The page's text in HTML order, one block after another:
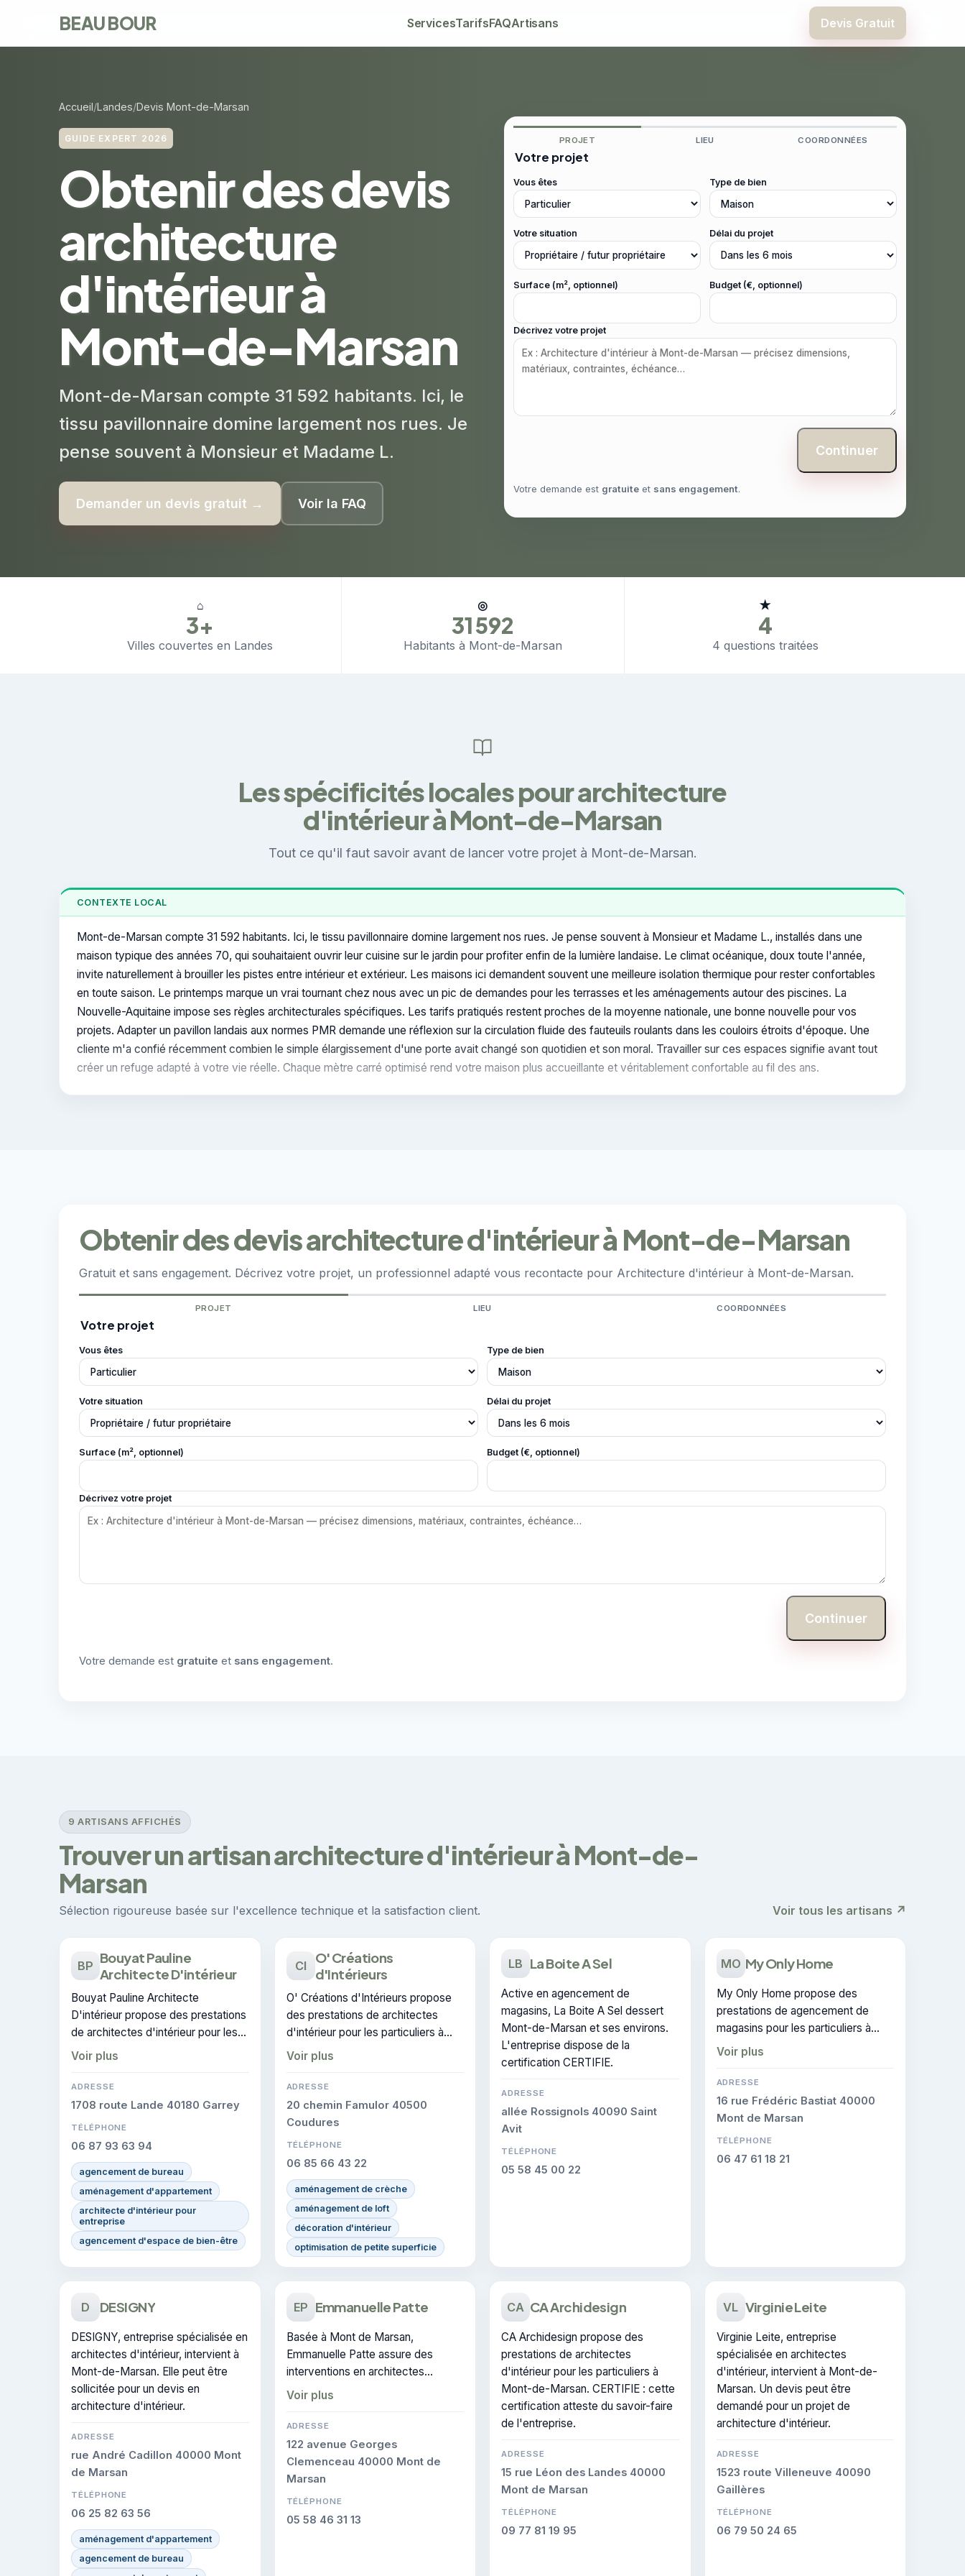
BEAU BOUR ServicesTarifsFAQArtisans Devis Gratuit
Accueil Landes Devis Mont-de-Marsan
GUIDE EXPERT 2026
Obtenir des devis
architecture
d'intérieur à
Mont-de-Marsan
Mont-de-Marsan compte 31 592 habitants. Ici, le
tissu pavillonnaire domine largement nos rues. Je
pense souvent à Monsieur et Madame L.
Demander un devis gratuit → Voir la FAQ
PROJET LIEU COORDONNÉES
Votre projet
Vous êtes Type de bien
Votre situation Délai du projet
Surface (m², optionnel) Budget (€, optionnel)
Décrivez votre projet
Continuer
Votre demande est gratuite et sans engagement.
⌂
3+
Villes couvertes en Landes
◎
31 592
Habitants à Mont-de-Marsan
★
4
4 questions traitées
Les spécificités locales pour architecture
d'intérieur à Mont-de-Marsan
Tout ce qu'il faut savoir avant de lancer votre projet à Mont-de-Marsan.
CONTEXTE LOCAL
Mont-de-Marsan compte 31 592 habitants. Ici, le tissu pavillonnaire domine largement nos rues. Je pense souvent à Monsieur et Madame L., installés dans une
maison typique des années 70, qui souhaitaient ouvrir leur cuisine sur le jardin pour profiter enfin de la lumière landaise. Le climat océanique, doux toute l'année,
invite naturellement à brouiller les pistes entre intérieur et extérieur. Les maisons ici demandent souvent une meilleure isolation thermique pour rester confortables
en toute saison. Le printemps marque un vrai tournant chez nous avec un pic de demandes pour les terrasses et les aménagements autour des piscines. La
Nouvelle-Aquitaine impose ses règles architecturales spécifiques. Les tarifs pratiqués restent proches de la moyenne nationale, une bonne nouvelle pour vos
projets. Adapter un pavillon landais aux normes PMR demande une réflexion sur la circulation fluide des fauteuils roulants dans les couloirs étroits d'époque. Une
cliente m'a confié récemment combien le simple élargissement d'une porte avait changé son quotidien et son moral. Travailler sur ces espaces signifie avant tout
créer un refuge adapté à votre vie réelle. Chaque mètre carré optimisé rend votre maison plus accueillante et véritablement confortable au fil des ans.
Obtenir des devis architecture d'intérieur à Mont-de-Marsan
Gratuit et sans engagement. Décrivez votre projet, un professionnel adapté vous recontacte pour Architecture d'intérieur à Mont-de-Marsan.
PROJET LIEU COORDONNÉES
Votre projet
Vous êtes Type de bien
Votre situation Délai du projet
Surface (m², optionnel) Budget (€, optionnel)
Décrivez votre projet
Continuer
Votre demande est gratuite et sans engagement.
9 ARTISANS AFFICHÉS
Trouver un artisan architecture d'intérieur à Mont-de-
Marsan
Sélection rigoureuse basée sur l'excellence technique et la satisfaction client. Voir tous les artisans ↗
BP Bouyat Pauline
Architecte D'intérieur
Bouyat Pauline Architecte
D'intérieur propose des prestations
de architectes d'intérieur pour les
particuliers à Mont-de-Marsan.
CERTIFIE : cette certification
atteste du savoir-faire de
l'entreprise.
Voir plus
ADRESSE
1708 route Lande 40180 Garrey
TÉLÉPHONE
06 87 93 63 94
agencement de bureau
aménagement d'appartement
architecte d'intérieur pour
entreprise
agencement d'espace de bien-être
CI
O' Créations
d'Intérieurs
O' Créations d'Intérieurs propose
des prestations de architectes
d'intérieur pour les particuliers à
Mont-de-Marsan. CERTIFIE : cette
certification atteste du savoir-faire
de l'entreprise.
Voir plus
ADRESSE
20 chemin Famulor 40500
Coudures
TÉLÉPHONE
06 85 66 43 22
aménagement de crèche
aménagement de loft
décoration d'intérieur
optimisation de petite superficie
LB La Boite A Sel
Active en agencement de
magasins, La Boite A Sel dessert
Mont-de-Marsan et ses environs.
L'entreprise dispose de la
certification CERTIFIE.
ADRESSE
allée Rossignols 40090 Saint
Avit
TÉLÉPHONE
05 58 45 00 22
MO My Only Home
My Only Home propose des
prestations de agencement de
magasins pour les particuliers à
Mont-de-Marsan. Elle est certifiée
CERTIFIE, gage de conformité sur
les interventions réalisées.
Voir plus
ADRESSE
16 rue Frédéric Bastiat 40000
Mont de Marsan
TÉLÉPHONE
06 47 61 18 21
D DESIGNY
DESIGNY, entreprise spécialisée en
architectes d'intérieur, intervient à
Mont-de-Marsan. Elle peut être
sollicitée pour un devis en
architecture d'intérieur.
ADRESSE
rue André Cadillon 40000 Mont
de Marsan
TÉLÉPHONE
06 25 82 63 56
aménagement d'appartement
agencement de bureau
EP Emmanuelle Patte
Basée à Mont de Marsan,
Emmanuelle Patte assure des
interventions en architectes
d'intérieur dans le secteur de
Mont-de-Marsan. RGE : cette
certification atteste du savoir-faire
de l'entreprise.
Voir plus
ADRESSE
122 avenue Georges
Clemenceau 40000 Mont de
Marsan
TÉLÉPHONE
05 58 46 31 13
CA CA Archidesign
CA Archidesign propose des
prestations de architectes
d'intérieur pour les particuliers à
Mont-de-Marsan. CERTIFIE : cette
certification atteste du savoir-faire
de l'entreprise.
ADRESSE
15 rue Léon des Landes 40000
Mont de Marsan
TÉLÉPHONE
09 77 81 19 95
VL Virginie Leite
Virginie Leite, entreprise
spécialisée en architectes
d'intérieur, intervient à Mont-de-
Marsan. Un devis peut être
demandé pour un projet de
architecture d'intérieur.
ADRESSE
1523 route Villeneuve 40090
Gaillères
TÉLÉPHONE
06 79 50 24 65